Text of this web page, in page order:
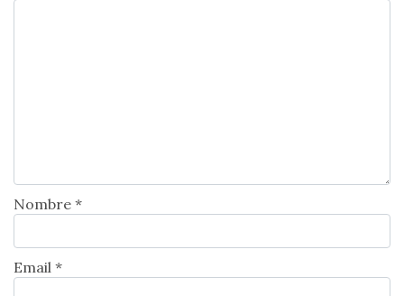
Nombre *
Email *